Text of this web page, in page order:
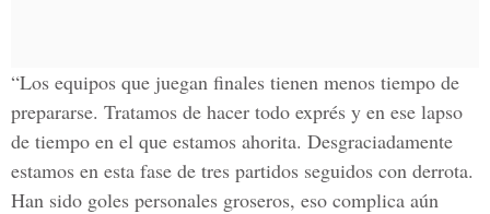
“Los equipos que juegan finales tienen menos tiempo de
prepararse. Tratamos de hacer todo exprés y en ese lapso
de tiempo en el que estamos ahorita. Desgraciadamente
estamos en esta fase de tres partidos seguidos con derrota.
Han sido goles personales groseros, eso complica aún